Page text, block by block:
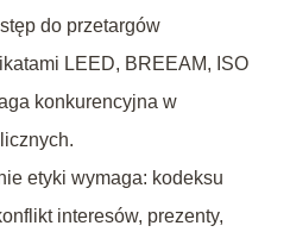
do przetargów
LEED, BREEAM, ISO
konkurencyjna w
etyki wymaga: kodeksu
interesów, prezenty,